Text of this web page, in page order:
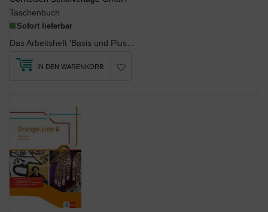
Taschenbuch
Sofort lieferbar
IN DEN WARENKORB